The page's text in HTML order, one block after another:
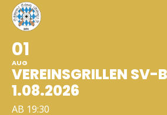
01
AUG
VEREINSGRILLEN SV-
1.08.2026
AB 19:30